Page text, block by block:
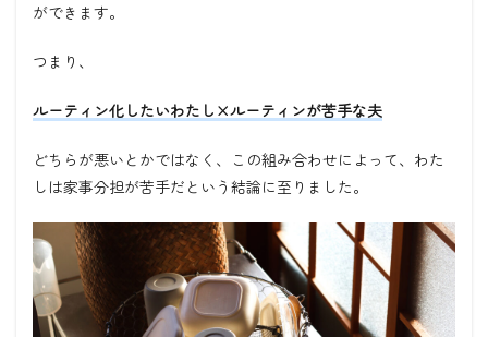
ができます。
つまり、
ルーティン化したいわたし×ルーティンが苦手な夫
どちらが悪いとかではなく、この組み合わせによって、わた
しは家事分担が苦手だという結論に至りました。